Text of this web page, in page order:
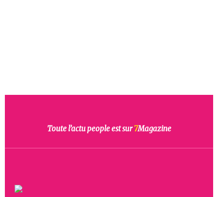
Toute l’actu people est sur7Magazine